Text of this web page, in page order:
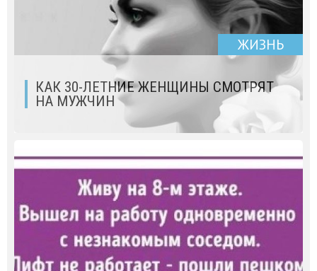
ЖИЗНЬ
КАК 30-ЛЕТНИЕ ЖЕНЩИНЫ СМОТРЯТ
НА МУЖЧИН